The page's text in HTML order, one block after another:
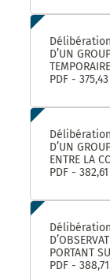
AUTRES
ADHÉSION
Délibération
D’UN
AUTRES
MATERIELS
– ADHÉS
PDF -
Délibération
D’UN
ENTRE LA
LE-LEZ, LE
LEZ ET SES
LIVRAISON
PDF -
Délibération
PORTANT
COMPTES
PDF -